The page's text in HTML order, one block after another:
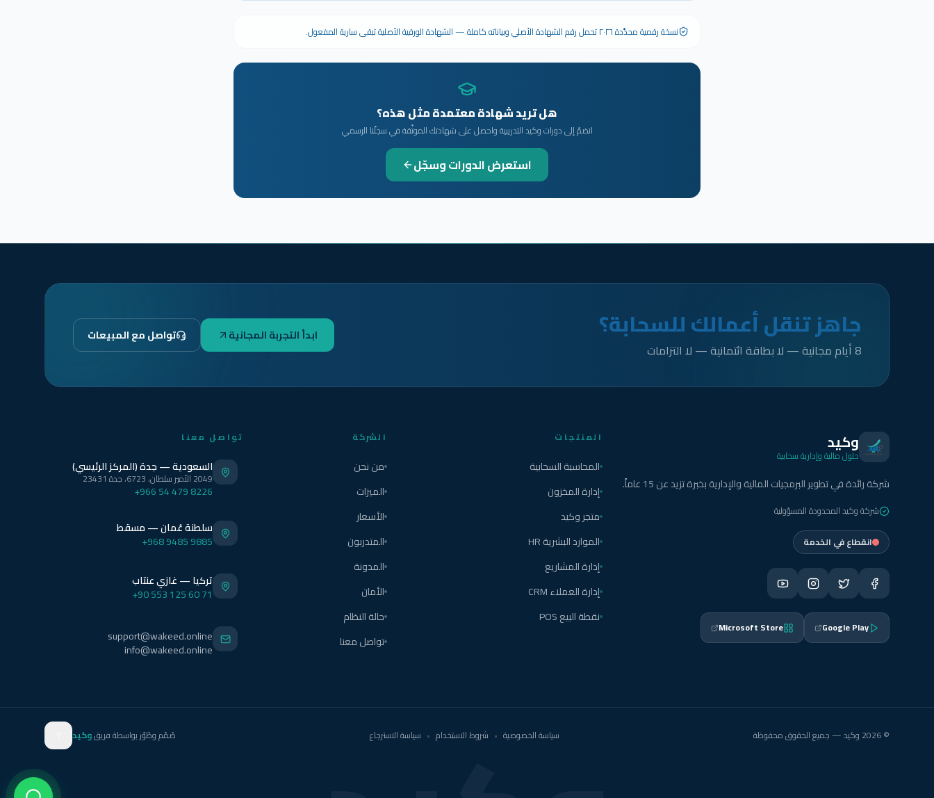
نسخة رقمية مجدَّدة ٢٠٢٦ تحمل رقم الشهادة الأصلي وبياناته كاملة — الشهادة الورقية الأصلية تبقى سارية المفعول.
هل تريد شهادة معتمدة مثل هذه؟
انضمّ إلى دورات وكيد التدريبية واحصل على شهادتك الموثّقة في سجلّنا الرسمي
استعرض الدورات وسجّل
جاهز تنقل أعمالك للسحابة؟
8 أيام مجانية — لا بطاقة ائتمانية — لا التزامات
ابدأ التجربة المجانية تواصل مع المبيعات
وكيد
حلول مالية وإدارية سحابية
شركة رائدة في تطوير البرمجيات المالية والإدارية بخبرة تزيد عن 15 عاماً.
شركة وكيد المحدودة المسؤولية
انقطاع في الخدمة
Google Play
Microsoft Store
المنتجات
المحاسبة السحابية
إدارة المخزون
متجر وكيد
الموارد البشرية HR
إدارة المشاريع
إدارة العملاء CRM
نقطة البيع POS
الشركة
من نحن
الميزات
الأسعار
المتدربون
المدونة
الأمان
حالة النظام
تواصل معنا
تواصل معنا
السعودية — جدة (المركز الرئيسي)
2049 الأمير سلطان، 6723، جدة 23431
+966 54 479 8226
سلطنة عُمان — مسقط
+968 9485 9885
تركيا — غازي عنتاب
+90 553 125 60 71
support@wakeed.online
info@wakeed.online
© 2026 وكيد — جميع الحقوق محفوظة سياسة الخصوصية • شروط الاستخدام • سياسة الاسترجاع صُمّم وطُوّر بواسطة فريقوكيد